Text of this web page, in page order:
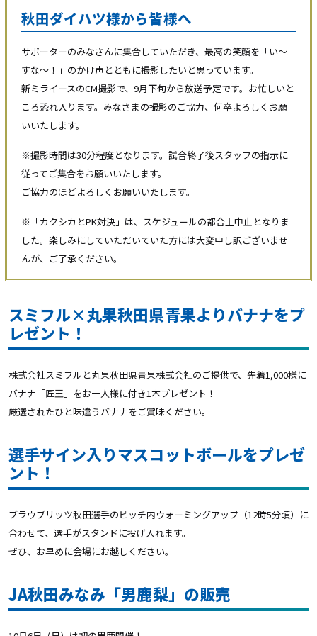
秋田ダイハツ様から皆様へ
サポーターのみなさんに集合していただき、最高の笑顔を「い〜
すな〜！」のかけ声とともに撮影したいと思っています。
新ミライースのCM撮影で、9月下旬から放送予定です。お忙しいと
ころ恐れ入ります。みなさまの撮影のご協力、何卒よろしくお願
いいたします。
※撮影時間は30分程度となります。試合終了後スタッフの指示に
従ってご集合をお願いいたします。
ご協力のほどよろしくお願いいたします。
※「カクシカとPK対決」は、スケジュールの都合上中止となりま
した。楽しみにしていただいていた方には大変申し訳ございませ
んが、ご了承ください。
スミフル×丸果秋田県青果よりバナナをプ
レゼント！
株式会社スミフルと丸果秋田県青果株式会社のご提供で、先着1,000様に
バナナ「匠王」をお一人様に付き1本プレゼント！
厳選されたひと味違うバナナをご賞味ください。
選手サイン入りマスコットボールをプレゼ
ント！
ブラウブリッツ秋田選手のピッチ内ウォーミングアップ（12時5分頃）に
合わせて、選手がスタンドに投げ入れます。
ぜひ、お早めに会場にお越しください。
JA秋田みなみ「男鹿梨」の販売